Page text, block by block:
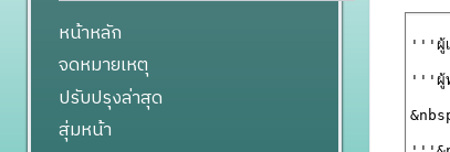
หน้าหลัก
จดหมายเหตุ
ปรับปรุงล่าสุด
สุ่มหน้า